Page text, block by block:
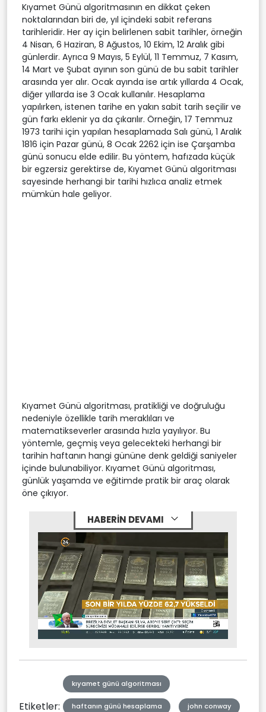
Kıyamet Günü algoritmasının en dikkat çeken
noktalarından biri de, yıl içindeki sabit referans
tarihleridir. Her ay için belirlenen sabit tarihler, örneğin
4 Nisan, 6 Haziran, 8 Ağustos, 10 Ekim, 12 Aralık gibi
günlerdir. Ayrıca 9 Mayıs, 5 Eylül, 11 Temmuz, 7 Kasım,
14 Mart ve Şubat ayının son günü de bu sabit tarihler
arasında yer alır. Ocak ayında ise artık yıllarda 4 Ocak,
diğer yıllarda ise 3 Ocak kullanılır. Hesaplama
yapılırken, istenen tarihe en yakın sabit tarih seçilir ve
gün farkı eklenir ya da çıkarılır. Örneğin, 17 Temmuz
1973 tarihi için yapılan hesaplamada Salı günü, 1 Aralık
1816 için Pazar günü, 8 Ocak 2262 için ise Çarşamba
günü sonucu elde edilir. Bu yöntem, hafızada küçük
bir egzersiz gerektirse de, Kıyamet Günü algoritması
sayesinde herhangi bir tarihi hızlıca analiz etmek
mümkün hale geliyor.
Kıyamet Günü algoritması, pratikliği ve doğruluğu
nedeniyle özellikle tarih meraklıları ve
matematikseverler arasında hızla yayılıyor. Bu
yöntemle, geçmiş veya gelecekteki herhangi bir
tarihin haftanın hangi gününe denk geldiği saniyeler
içinde bulunabiliyor. Kıyamet Günü algoritması,
günlük yaşamda ve eğitimde pratik bir araç olarak
öne çıkıyor.
HABERİN DEVAMI
Mute Stream
Etiketler:
kıyamet günü algoritması
haftanın günü hesaplama john conway